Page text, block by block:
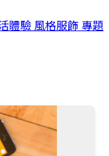
體驗 風格服飾 專題